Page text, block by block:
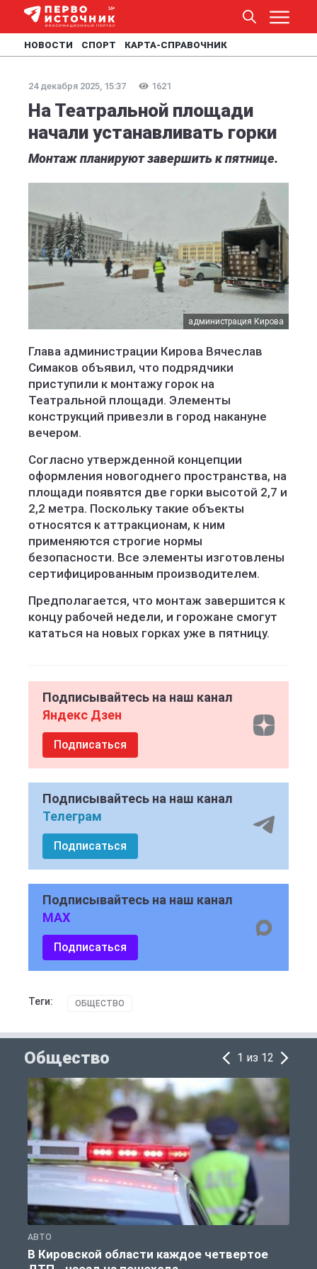
НОВОСТИ СПОРТ КАРТА-СПРАВОЧНИК
24 декабря 2025, 15:37 1621
На Театральной площади
начали устанавливать горки
Монтаж планируют завершить к пятнице.
администрация Кирова
Глава администрации Кирова Вячеслав
Симаков объявил, что подрядчики
приступили к монтажу горок на
Театральной площади. Элементы
конструкций привезли в город накануне
вечером.
Согласно утвержденной концепции
оформления новогоднего пространства, на
площади появятся две горки высотой 2,7 и
2,2 метра. Поскольку такие объекты
относятся к аттракционам, к ним
применяются строгие нормы
безопасности. Все элементы изготовлены
сертифицированным производителем.
Предполагается, что монтаж завершится к
концу рабочей недели, и горожане смогут
кататься на новых горках уже в пятницу.
Подписывайтесь на наш канал
Яндекс Дзен
Подписаться
Подписывайтесь на наш канал
Телеграм
Подписаться
Подписывайтесь на наш канал
MAX
Подписаться
Теги: ОБЩЕСТВО
Общество 1 из 12
АВТО
В Кировской области каждое четвертое